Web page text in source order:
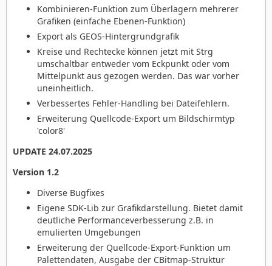
Kombinieren-Funktion zum Überlagern mehrerer
Grafiken (einfache Ebenen-Funktion)
Export als GEOS-Hintergrundgrafik
Kreise und Rechtecke können jetzt mit Strg
umschaltbar entweder vom Eckpunkt oder vom
Mittelpunkt aus gezogen werden. Das war vorher
uneinheitlich.
Verbessertes Fehler-Handling bei Dateifehlern.
Erweiterung Quellcode-Export um Bildschirmtyp
'color8'
UPDATE 24.07.2025
Version 1.2
Diverse Bugfixes
Eigene SDK-Lib zur Grafikdarstellung. Bietet damit
deutliche Performanceverbesserung z.B. in
emulierten Umgebungen
Erweiterung der Quellcode-Export-Funktion um
Palettendaten, Ausgabe der CBitmap-Struktur